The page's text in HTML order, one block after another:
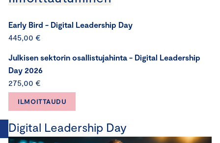
Early Bird - Digital Leadership Day
445,00 €
Julkisen sektorin osallistujahinta - Digital Leadership
Day 2026
275,00 €
ILMOITTAUDU
Digital Leadership Day